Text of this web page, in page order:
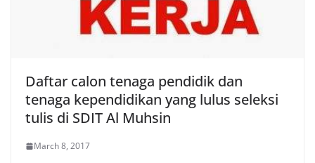
Daftar calon tenaga pendidik dan
tenaga kependidikan yang lulus seleksi
tulis di SDIT Al Muhsin
March 8, 2017